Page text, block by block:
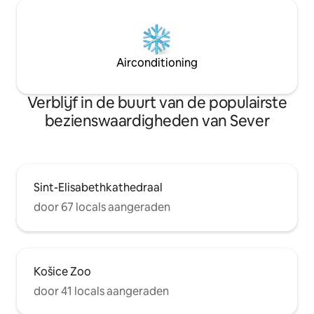
Airconditioning
Verblijf in de buurt van de populairste
bezienswaardigheden van Sever
Sint-Elisabethkathedraal
door 67 locals aangeraden
Košice Zoo
door 41 locals aangeraden